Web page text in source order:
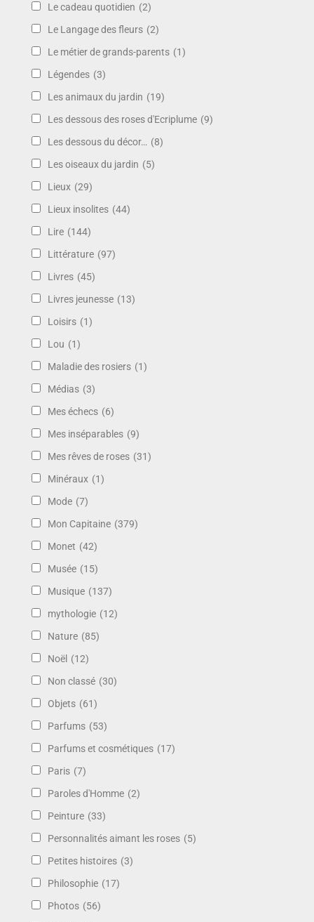
Le cadeau quotidien (2)
Le Langage des fleurs (2)
Le métier de grands-parents (1)
Légendes (3)
Les animaux du jardin (19)
Les dessous des roses d'Ecriplume (9)
Les dessous du décor… (8)
Les oiseaux du jardin (5)
Lieux (29)
Lieux insolites (44)
Lire (144)
Littérature (97)
Livres (45)
Livres jeunesse (13)
Loisirs (1)
Lou (1)
Maladie des rosiers (1)
Médias (3)
Mes échecs (6)
Mes inséparables (9)
Mes rêves de roses (31)
Minéraux (1)
Mode (7)
Mon Capitaine (379)
Monet (42)
Musée (15)
Musique (137)
mythologie (12)
Nature (85)
Noël (12)
Non classé (30)
Objets (61)
Parfums (53)
Parfums et cosmétiques (17)
Paris (7)
Paroles d'Homme (2)
Peinture (33)
Personnalités aimant les roses (5)
Petites histoires (3)
Philosophie (17)
Photos (56)